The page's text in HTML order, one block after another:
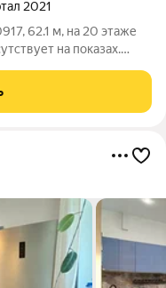
2021
62.1 м, на 20 этаже
на показах.
проживания: можно с